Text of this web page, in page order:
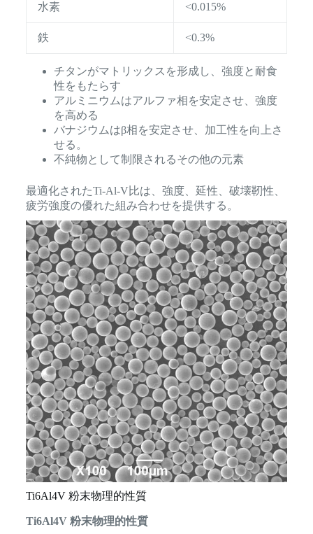
水素 <0.015%
鉄 <0.3%
チタンがマトリックスを形成し、強度と耐食
性をもたらす
アルミニウムはアルファ相を安定させ、強度
を高める
バナジウムはβ相を安定させ、加工性を向上さ
せる。
不純物として制限されるその他の元素
最適化されたTi-Al-V比は、強度、延性、破壊靭性、
疲労強度の優れた組み合わせを提供する。
Ti6Al4V 粉末物理的性質
Ti6Al4V 粉末物理的性質